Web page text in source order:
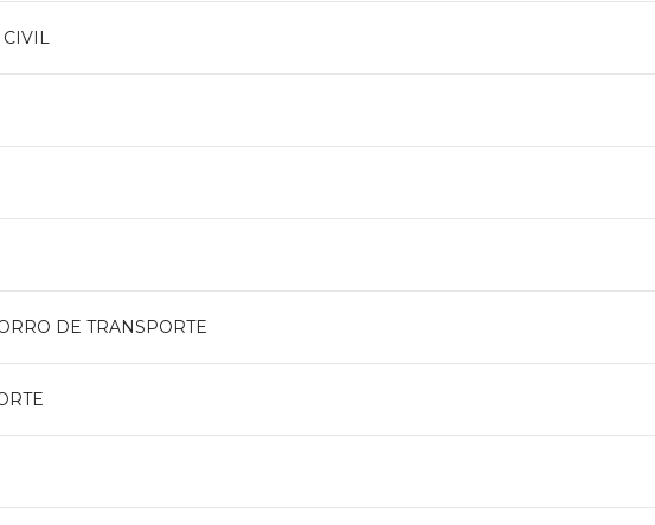
DE TRANSPORTE